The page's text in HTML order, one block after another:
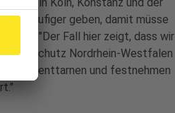
es häufiger geben, damit müsse
sagt: "Der Fall hier zeigt, dass wir
Nordrhein-Westfalen
enttarnen und festnehmen